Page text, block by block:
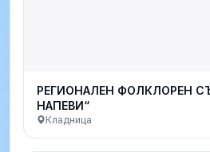
РЕГИОНАЛЕН ФОЛКЛОРЕН
НАПЕВИ“
Кладница